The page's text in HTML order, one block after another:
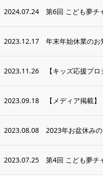
2024.07.24 第6回 こども夢チ
2023.12.17 年末年始休業のお
2023.11.26 【キッズ応援プ
2023.09.18 【メディア掲載
2023.08.08 2023年お盆休み
2023.07.25 第4回 こども夢チ